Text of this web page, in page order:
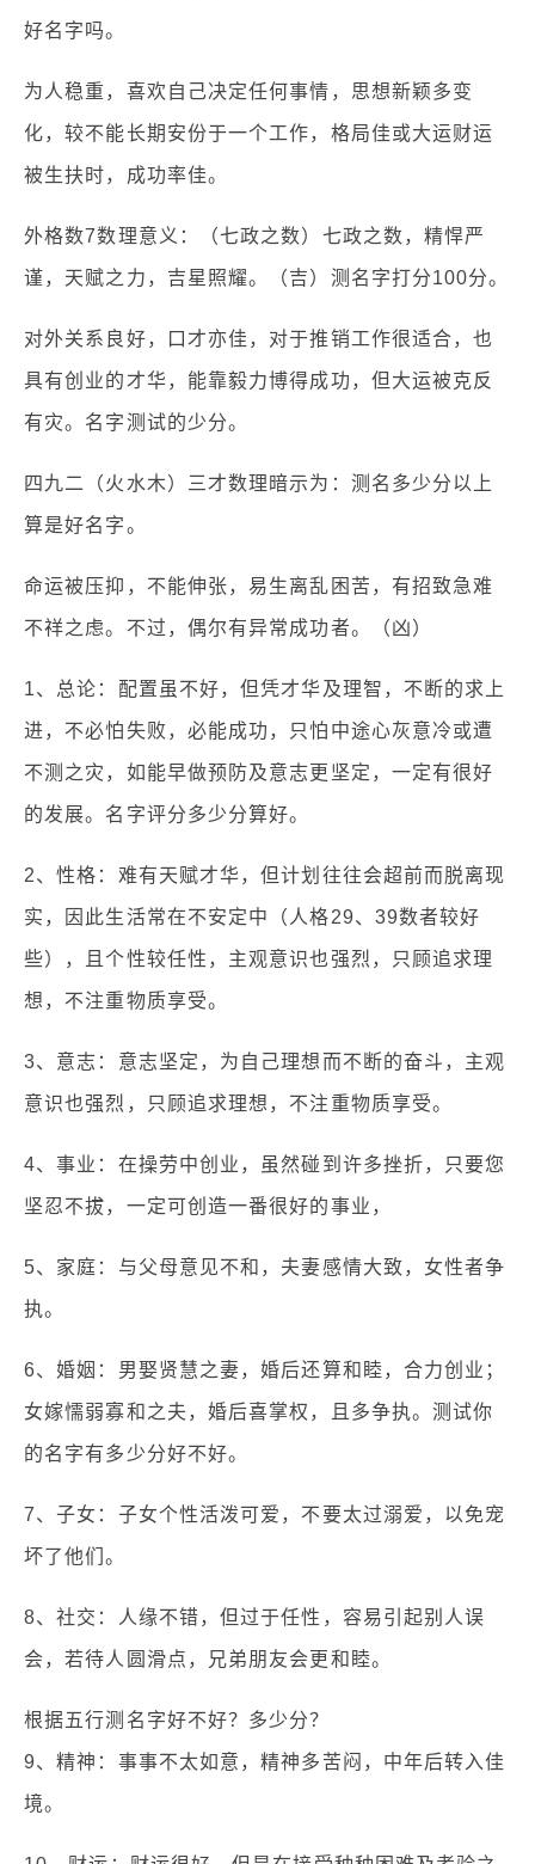
好名字吗。
为人稳重，喜欢自己决定任何事情，思想新颖多变
化，较不能长期安份于一个工作，格局佳或大运财运
被生扶时，成功率佳。
外格数7数理意义：（七政之数）七政之数，精悍严
谨，天赋之力，吉星照耀。（吉）测名字打分100分。
对外关系良好，口才亦佳，对于推销工作很适合，也
具有创业的才华，能靠毅力博得成功，但大运被克反
有灾。名字测试的少分。
四九二（火水木）三才数理暗示为：测名多少分以上
算是好名字。
命运被压抑，不能伸张，易生离乱困苦，有招致急难
不祥之虑。不过，偶尔有异常成功者。（凶）
1、总论：配置虽不好，但凭才华及理智，不断的求上
进，不必怕失败，必能成功，只怕中途心灰意冷或遭
不测之灾，如能早做预防及意志更坚定，一定有很好
的发展。名字评分多少分算好。
2、性格：难有天赋才华，但计划往往会超前而脱离现
实，因此生活常在不安定中（人格29、39数者较好
些），且个性较任性，主观意识也强烈，只顾追求理
想，不注重物质享受。
3、意志：意志坚定，为自己理想而不断的奋斗，主观
意识也强烈，只顾追求理想，不注重物质享受。
4、事业：在操劳中创业，虽然碰到许多挫折，只要您
坚忍不拔，一定可创造一番很好的事业，
5、家庭：与父母意见不和，夫妻感情大致，女性者争
执。
6、婚姻：男娶贤慧之妻，婚后还算和睦，合力创业；
女嫁懦弱寡和之夫，婚后喜掌权，且多争执。测试你
的名字有多少分好不好。
7、子女：子女个性活泼可爱，不要太过溺爱，以免宠
坏了他们。
8、社交：人缘不错，但过于任性，容易引起别人误
会，若待人圆滑点，兄弟朋友会更和睦。
根据五行测名字好不好？多少分？
9、精神：事事不太如意，精神多苦闷，中年后转入佳
境。